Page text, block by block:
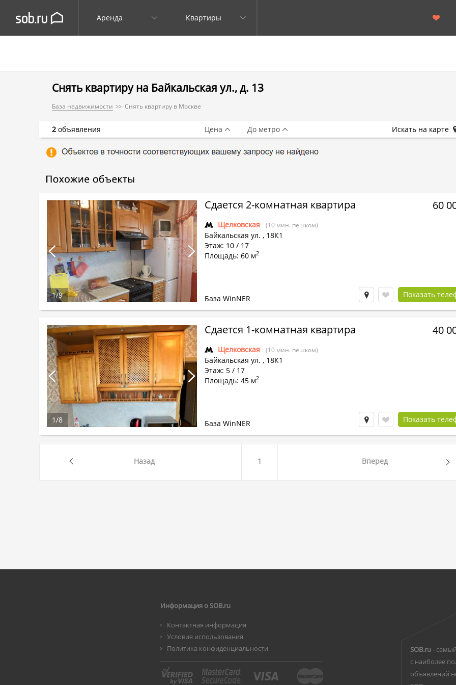
Аренда Квартиры
Снять квартиру на Байкальская ул., д. 13
База недвижимости Снять квартиру в Москве
Сдается 2-комнатная квартира
Щелковская (10 мин. пешком)
Байкальская ул. , 18К1
Этаж: 10 / 17
Площадь: 60 м2
60
База WinNER Показать
1/9
Сдается 1-комнатная квартира
Щелковская (10 мин. пешком)
Байкальская ул. , 18К1
Этаж: 5 / 17
Площадь: 45 м2
40
База WinNER Показать
1/8
2 объявления Цена До метро Искать на карте
Назад 1 Вперед
Информация о SOB.ru
Контактная информация
Условия использования
Политика конфиденциальности
SOB.ru-
с наиболее
объявлений